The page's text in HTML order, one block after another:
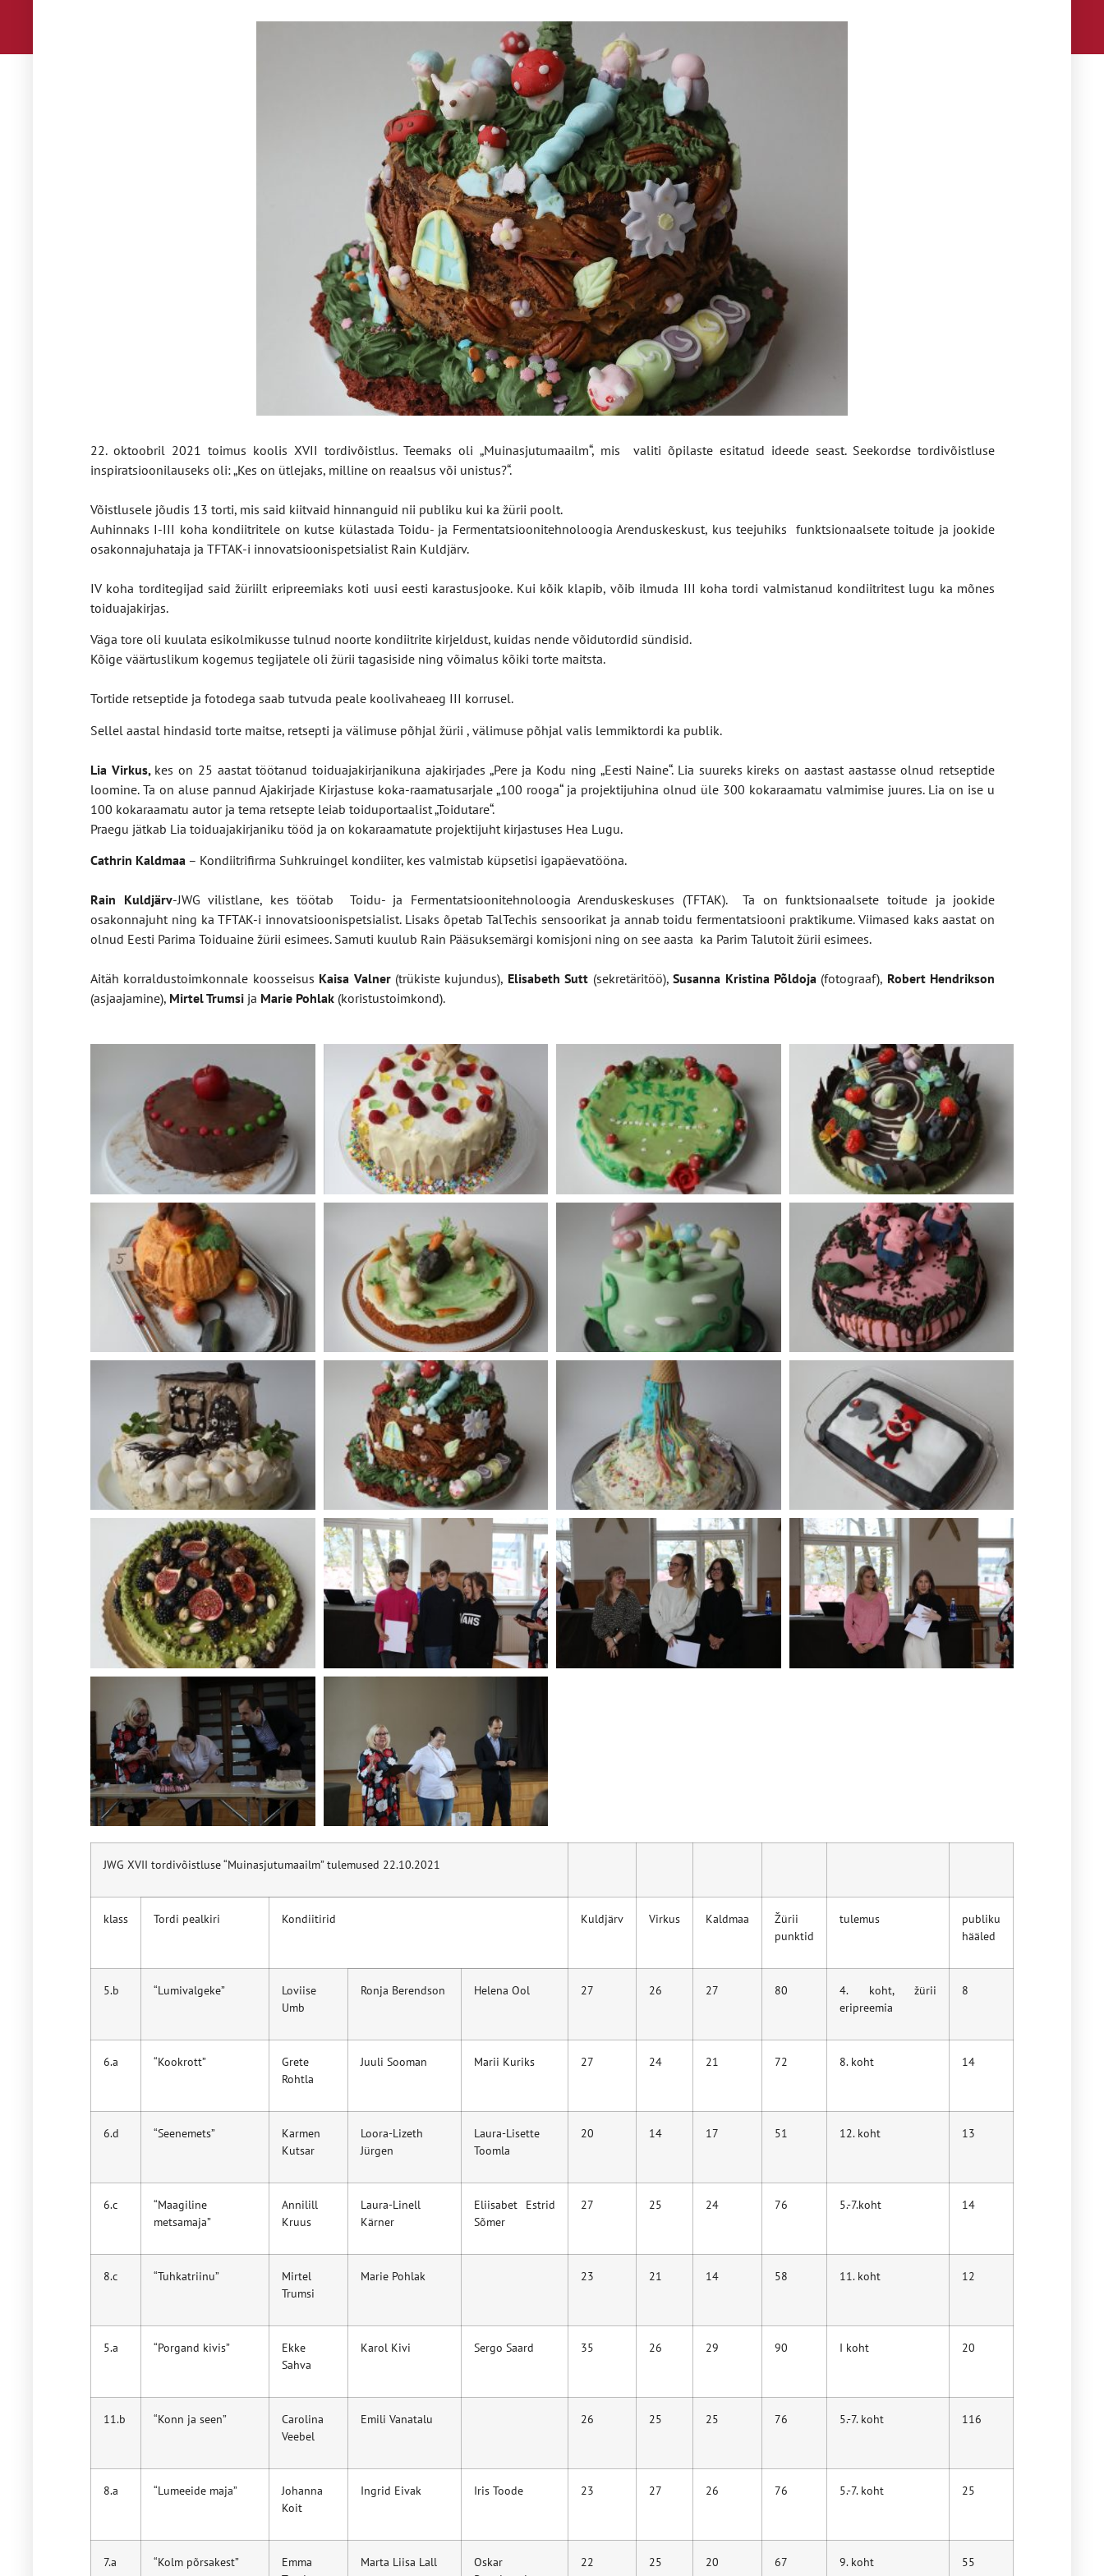
22. oktoobril 2021 toimus koolis XVII tordivõistlus. Teemaks oli „Muinasjutumaailm“, mis valiti õpilaste esitatud ideede seast. Seekordse tordivõistluse
inspiratsioonilauseks oli: „Kes on ütlejaks, milline on reaalsus või unistus?“.
Võistlusele jõudis 13 torti, mis said kiitvaid hinnanguid nii publiku kui ka žürii poolt.
Auhinnaks I-III koha kondiitritele on kutse külastada Toidu- ja Fermentatsioonitehnoloogia Arenduskeskust, kus teejuhiks funktsionaalsete toitude ja jookide
osakonnajuhataja ja TFTAK-i innovatsioonispetsialist Rain Kuldjärv.
IV koha torditegijad said žüriilt eripreemiaks koti uusi eesti karastusjooke. Kui kõik klapib, võib ilmuda III koha tordi valmistanud kondiitritest lugu ka mõnes
toiduajakirjas.
Väga tore oli kuulata esikolmikusse tulnud noorte kondiitrite kirjeldust, kuidas nende võidutordid sündisid.
Kõige väärtuslikum kogemus tegijatele oli žürii tagasiside ning võimalus kõiki torte maitsta.
Tortide retseptide ja fotodega saab tutvuda peale koolivaheaeg III korrusel.
Sellel aastal hindasid torte maitse, retsepti ja välimuse põhjal žürii , välimuse põhjal valis lemmiktordi ka publik.
Lia Virkus, kes on 25 aastat töötanud toiduajakirjanikuna ajakirjades „Pere ja Kodu ning „Eesti Naine“. Lia suureks kireks on aastast aastasse olnud retseptide
loomine. Ta on aluse pannud Ajakirjade Kirjastuse koka-raamatusarjale „100 rooga“ ja projektijuhina olnud üle 300 kokaraamatu valmimise juures. Lia on ise u
100 kokaraamatu autor ja tema retsepte leiab toiduportaalist „Toidutare“.
Praegu jätkab Lia toiduajakirjaniku tööd ja on kokaraamatute projektijuht kirjastuses Hea Lugu.
Cathrin Kaldmaa – Kondiitrifirma Suhkruingel kondiiter, kes valmistab küpsetisi igapäevatööna.
Rain Kuldjärv-JWG vilistlane, kes töötab Toidu- ja Fermentatsioonitehnoloogia Arenduskeskuses (TFTAK). Ta on funktsionaalsete toitude ja jookide
osakonnajuht ning ka TFTAK-i innovatsioonispetsialist. Lisaks õpetab TalTechis sensoorikat ja annab toidu fermentatsiooni praktikume. Viimased kaks aastat on
olnud Eesti Parima Toiduaine žürii esimees. Samuti kuulub Rain Pääsuksemärgi komisjoni ning on see aasta ka Parim Talutoit žürii esimees.
Aitäh korraldustoimkonnale koosseisus Kaisa Valner(trükiste kujundus), Elisabeth Sutt (sekretäritöö),Susanna Kristina Põldoja(fotograaf), Robert Hendrikson
(asjaajamine), Mirtel Trumsi ja Marie Pohlak (koristustoimkond).
JWG XVII tordivõistluse “Muinasjutumaailm” tulemused 22.10.2021
klass Tordi pealkiri Kondiitirid Kuldjärv Virkus Kaldmaa
Žürii
punktid
tulemus
publiku
hääled
5.b “Lumivalgeke”
Loviise
Umb
Ronja Berendson Helena Ool 27 26 27 80
4. koht, žürii
eripreemia
8
6.a “Kookrott”
Grete
Rohtla
Juuli Sooman Marii Kuriks 27 24 21 72 8. koht 14
6.d “Seenemets”
Karmen
Kutsar
Loora-Lizeth
Jürgen
Laura-Lisette
Toomla
20 14 17 51 12. koht 13
6.c
“Maagiline
metsamaja”
Annilill
Kruus
Laura-Linell
Kärner
Eliisabet Estrid
Sõmer
27 25 24 76 5.-7.koht 14
8.c “Tuhkatriinu”
Mirtel
Trumsi
Marie Pohlak 23 21 14 58 11. koht 12
5.a “Porgand kivis”
Ekke
Sahva
Karol Kivi Sergo Saard 35 26 29 90 I koht 20
11.b “Konn ja seen”
Carolina
Veebel
Emili Vanatalu 26 25 25 76 5.-7. koht 116
8.a “Lumeeide maja”
Johanna
Koit
Ingrid Eivak Iris Toode 23 27 26 76 5.-7. koht 25
7.a “Kolm põrsakest”
Emma
Marta Liisa Lall
Oskar
22 25 20 67 9. koht 55